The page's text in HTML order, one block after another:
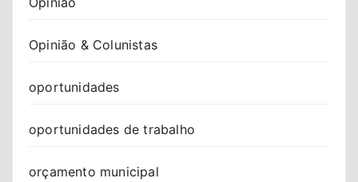
Opinião & Colunistas
oportunidades
oportunidades de trabalho
orçamento municipal